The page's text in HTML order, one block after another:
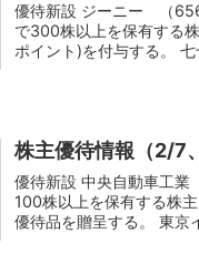
優待新設 ジーニー （6562） 決算月【3月】 1/27発表（場中）毎年3月末時点
で300株以上を保有する
ポ
株主優待情報（2/7
優待新設 中央自動車工業 （8117） 決算月【3月】 2/8発表毎年3月末時点で
100株以上を保有する株
優待品